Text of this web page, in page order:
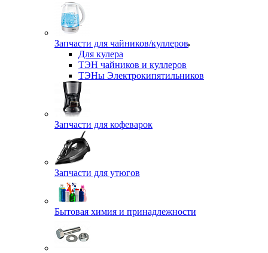
Запчасти для чайников/куллеров
Для кулера
ТЭН чайников и куллеров
ТЭНы Электрокипятильников
Запчасти для кофеварок
Запчасти для утюгов
Бытовая химия и принадлежности